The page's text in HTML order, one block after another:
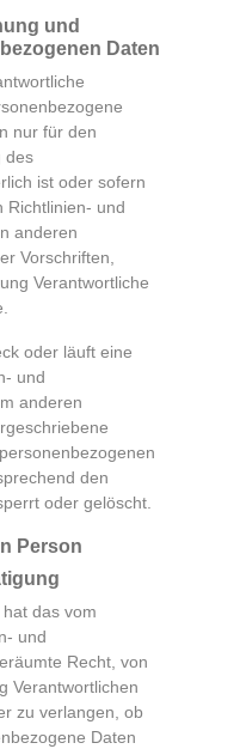
und
Daten
nur für den
des
ist oder sofern
Richtlinien- und
anderen
Vorschriften,
Verantwortliche
oder läuft eine
und
anderen
den
oder gelöscht.
Person
das vom
und
Recht, von
Verantwortlichen
zu verlangen, ob
Daten